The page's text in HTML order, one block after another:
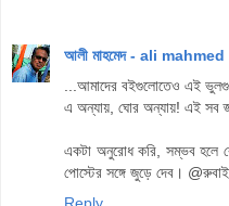
আলী মাহমেদ - ali mahmed
...আমাদের বইগুলোতেও এই
এ অন্যায়, ঘোর অন্যায়! এই সব
একটা অনুরোধ করি, সম্ভব হলে
পোস্টের সঙ্গে জুড়ে দেব।